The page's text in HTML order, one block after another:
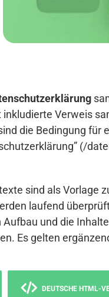
Verweis
die Bedingung
(/
sind als Vorlage
laufend
und die
Es gelten
DEUTSCHE HTML-